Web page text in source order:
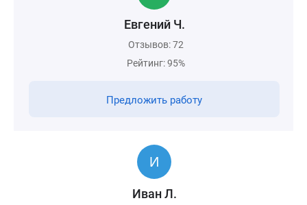
Евгений Ч.
Отзывов: 72
Рейтинг: 95%
Предложить работу
Иван Л.